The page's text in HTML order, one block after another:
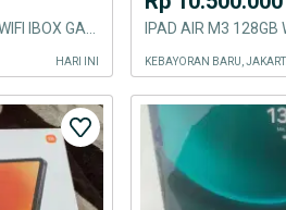
HARI INI
IPAD AIR M3 128GB
KEBAYORAN BARU,